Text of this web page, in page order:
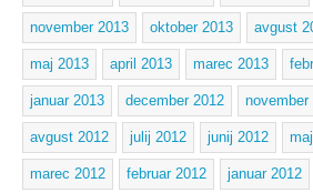
november 2013 oktober 2013 avgust
maj 2013 april 2013 marec 2013
januar 2013 december 2012 november
avgust 2012 julij 2012 junij 2012
marec 2012 februar 2012 januar 2012